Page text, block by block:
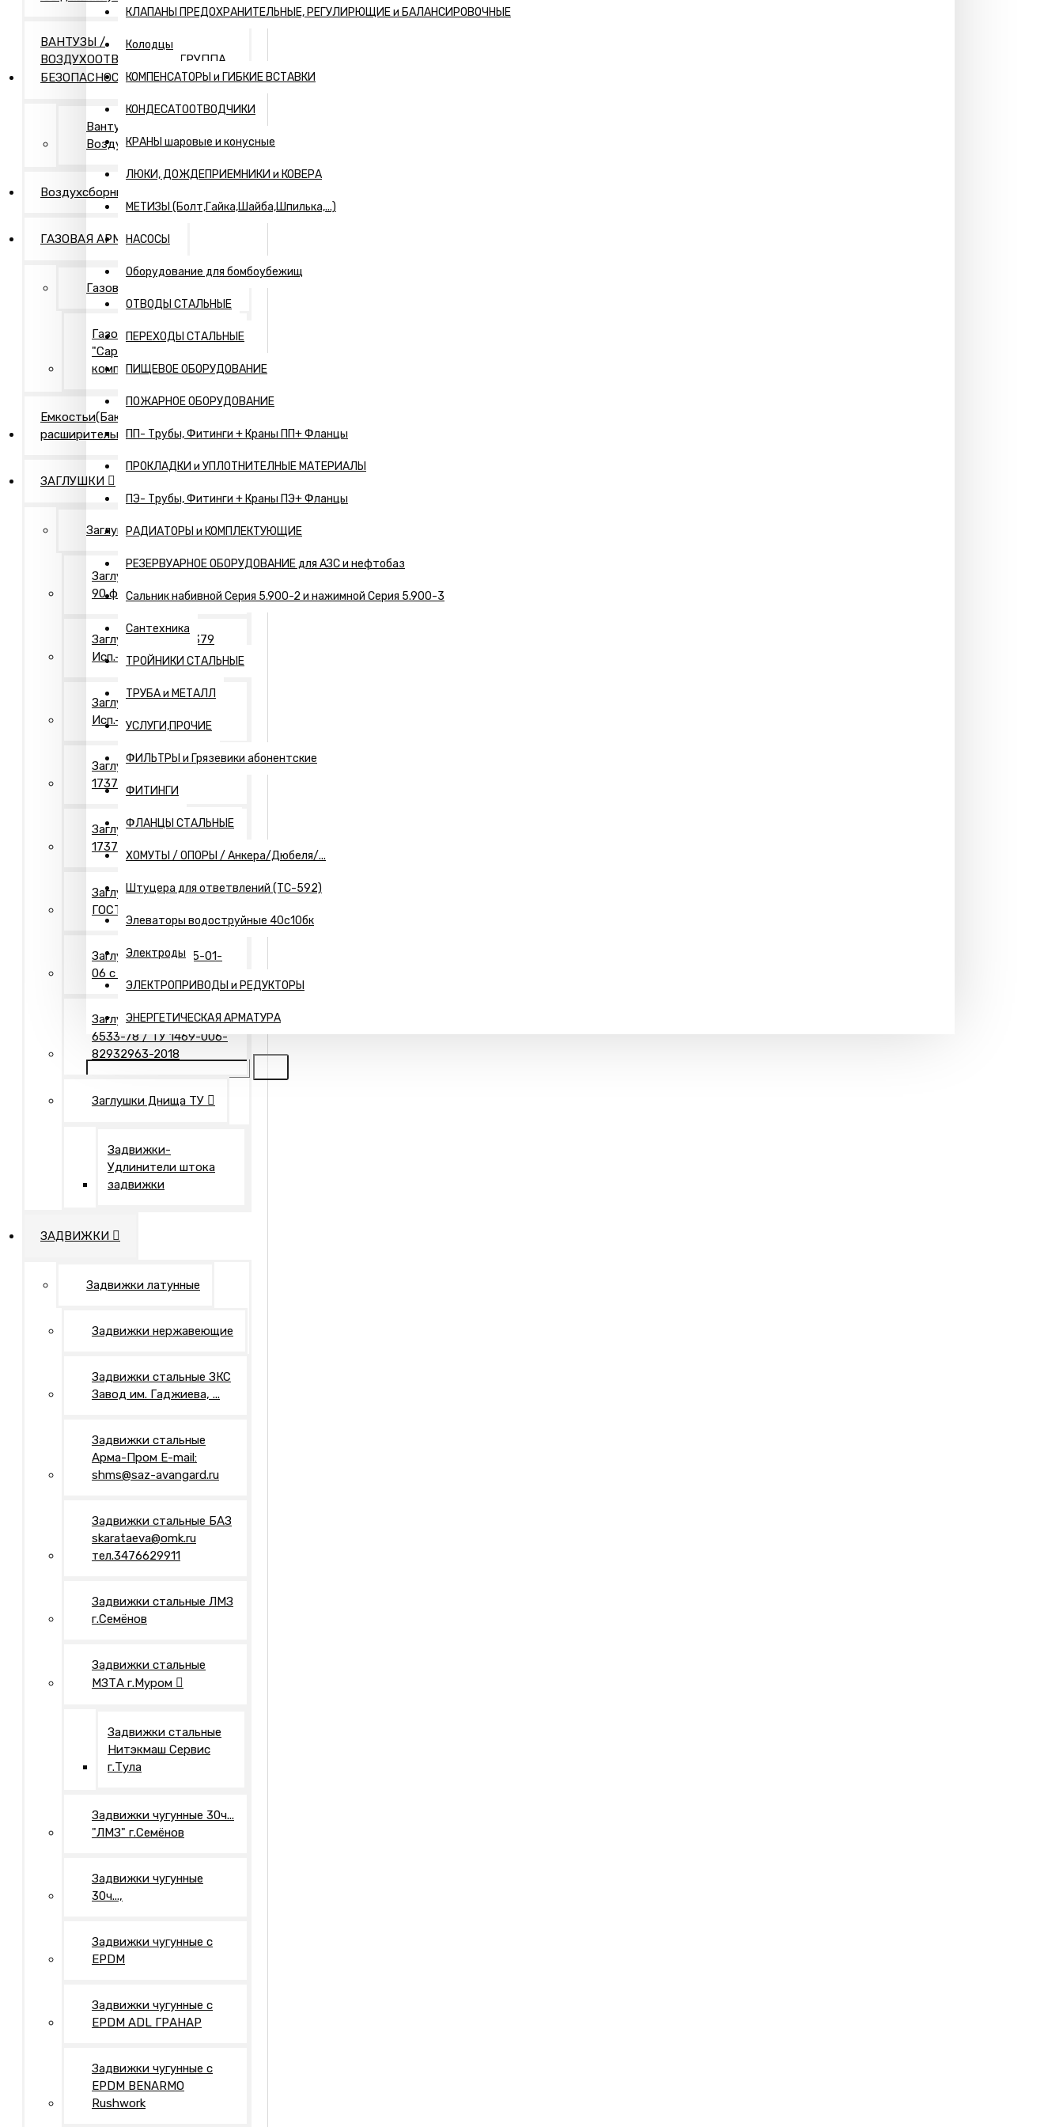
КЛАПАНЫ ПРЕДОХРАНИТЕЛЬНЫЕ, РЕГУЛИРЮЩИЕ и БАЛАНСИРОВОЧНЫЕ
Колодцы
КОМПЕНСАТОРЫ и ГИБКИЕ ВСТАВКИ
КОНДЕСАТООТВОДЧИКИ
КРАНЫ шаровые и конусные
ЛЮКИ, ДОЖДЕПРИЕМНИКИ и КОВЕРА
МЕТИЗЫ (Болт,Гайка,Шайба,Шпилька,...)
НАСОСЫ
Оборудование для бомбоубежищ
ОТВОДЫ СТАЛЬНЫЕ
ПЕРЕХОДЫ СТАЛЬНЫЕ
ПИЩЕВОЕ ОБОРУДОВАНИЕ
ПОЖАРНОЕ ОБОРУДОВАНИЕ
ПП- Трубы, Фитинги + Краны ПП+ Фланцы
ПРОКЛАДКИ и УПЛОТНИТЕЛНЫЕ МАТЕРИАЛЫ
ПЭ- Трубы, Фитинги + Краны ПЭ+ Фланцы
РАДИАТОРЫ и КОМПЛЕКТУЮЩИЕ
РЕЗЕРВУАРНОЕ ОБОРУДОВАНИЕ для АЗС и нефтобаз
Сальник набивной Серия 5.900-2 и нажимной Серия 5.900-3
Сантехника
ТРОЙНИКИ СТАЛЬНЫЕ
ТРУБА и МЕТАЛЛ
УСЛУГИ,ПРОЧИЕ
ФИЛЬТРЫ и Грязевики абонентские
ФИТИНГИ
ФЛАНЦЫ СТАЛЬНЫЕ
ХОМУТЫ / ОПОРЫ / Анкера/Дюбеля/...
Штуцера для ответвлений (ТС-592)
Элеваторы водоструйные 40с10бк
Электроды
ЭЛЕКТРОПРИВОДЫ и РЕДУКТОРЫ
ЭНЕРГЕТИЧЕСКАЯ АРМАТУРА
ВАНТУЗЫ /
ВОЗДУХООТВОДЧИКИ / ГРУППА
БЕЗОПАСНОСТИ
Вантузы и
Воздухоотводчики
Воздухсборники
ГАЗОВАЯ АРМАТУРА
Газовая арматура
Газовая арматура
"Саратовская газовая
компания"
Емкостьи(Бак
расширительный,...)
ЗАГЛУШКИ
Заглушки Нержавеющие
Заглушки АТК 24.200.02-
90 фланцевые
Заглушки ГОСТ 17379
Исп.- 1. Оцинкованные
Заглушки ГОСТ 17379
Исп.- 2. Оцинкованные
Заглушки Исп.- 1 ГОСТ
17379
Заглушки Исп.- 2 ГОСТ
17379
Заглушки Исп.- 2"П"
ГОСТ 17379
Заглушки Т-ММ-25-01-
06 с рукояткой
Заглушки Днища ГОСТ
6533-78 / ТУ 1469-006-
82932963-2018
Заглушки Днища ТУ
Задвижки-
Удлинители штока
задвижки
ЗАДВИЖКИ
Задвижки латунные
Задвижки нержавеющие
Задвижки стальные ЗКС
Завод им. Гаджиева, ...
Задвижки стальные
Арма-Пром E-mail:
shms@saz-avangard.ru
Задвижки стальные БАЗ
skarataeva@omk.ru
тел.3476629911
Задвижки стальные ЛМЗ
г.Семёнов
Задвижки стальные
МЗТА г.Муром
Задвижки стальные
Нитэкмаш Сервис
г.Тула
Задвижки чугунные 30ч...
"ЛМЗ" г.Семёнов
Задвижки чугунные
30ч...,
Задвижки чугунные с
EPDM
Задвижки чугунные с
EPDM ADL ГРАНАР
Задвижки чугунные с
EPDM BENARMO
Rushwork